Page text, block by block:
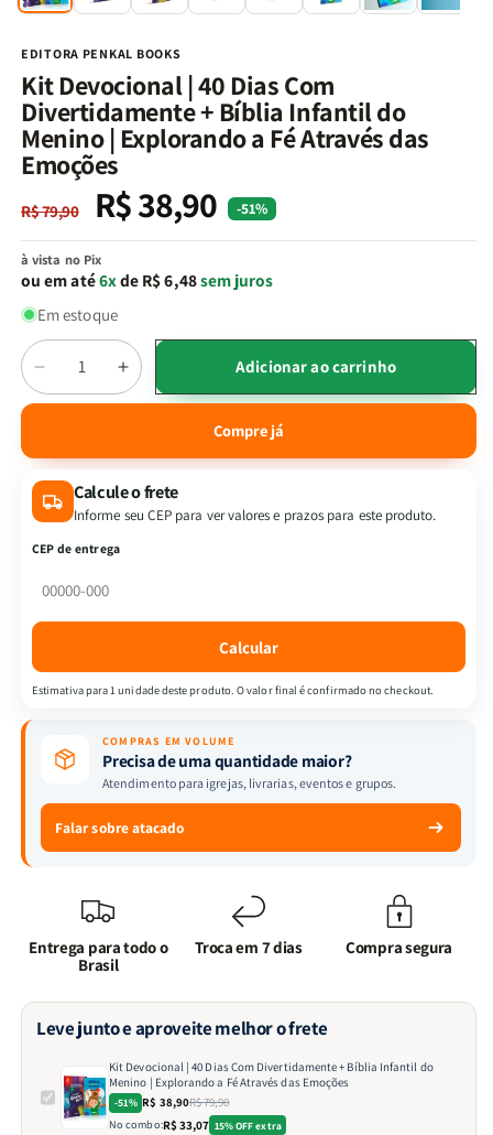
janela
EDITORA PENKAL BOOKS
Kit Devocional | 40 Dias Com
Divertidamente + Bíblia Infantil do
Menino | Explorando a Fé Através das
Emoções
Preço
normal
R$ 79,90
Preço
promocional
R$ 38,90 -51%
à vista no Pix
ou em até6xde R$ 6,48sem juros
Em estoque
Quantidade
Diminuir
a
Kit
Devocional
|
Com
Infantil
do
Explorando
Fé
Através
Aumentar
a
quantidade
Kit
Devocional
|
Infantil
do
|
Explorando
a
Através
Adicionar ao carrinho
Compre já
Calcule o frete
Informe seu CEP para ver valores e prazos para este produto.
CEP de entrega
Calcular
Estimativa para 1 unidade deste produto. O valor final é confirmado no checkout.
COMPRAS EM VOLUME
Precisa de uma quantidade maior?
Atendimento para igrejas, livrarias, eventos e grupos.
Falar sobre atacado
Entrega para todo o
Brasil
Troca em 7 dias Compra segura
Leve junto e aproveite melhor o frete
Kit Devocional | 40 Dias Com Divertidamente + Bíblia Infantil do
Menino | Explorando a Fé Através das Emoções
-51% R$ 38,90R$ 79,90
No combo:R$ 33,07 15% OFF extra